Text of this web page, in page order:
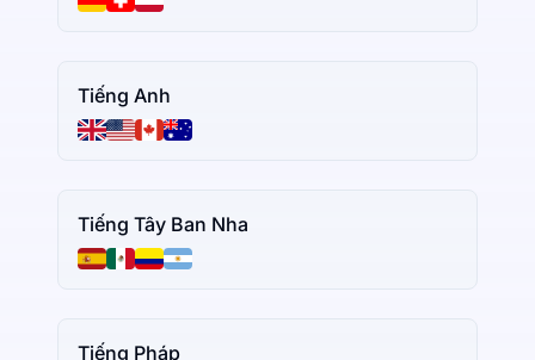
Tiếng Anh
Tiếng Tây Ban Nha
Tiếng Pháp